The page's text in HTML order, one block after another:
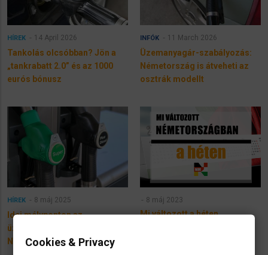
HÍREK 14 April 2026
Tankolás olcsóbban? Jön a
„tankrabatt 2.0” és az 1000
eurós bónusz
INFÓK 11 March 2026
Üzemanyagár-szabályozás:
Németország is átveheti az
osztrák modellt
HÍREK 8 máj 2025
Idei mélyponton az
üzemanyagok
Németországban
8 máj 2023
Mi változott a héten
Cookies & Privacy